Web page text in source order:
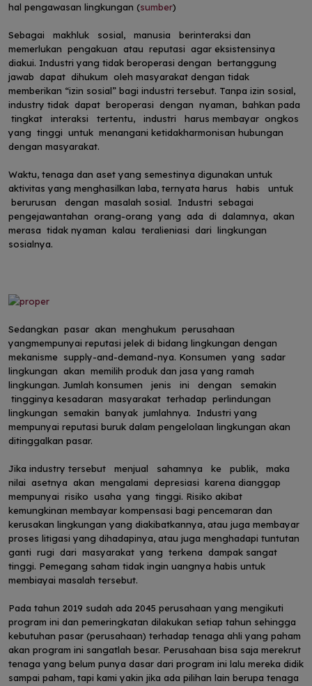
hal pengawasan lingkungan (sumber)
Sebagai makhluk sosial, manusia berinteraksi dan
memerlukan pengakuan atau reputasi agar eksistensinya
diakui. Industri yang tidak beroperasi dengan bertanggung
jawab dapat dihukum oleh masyarakat dengan tidak
memberikan “izin sosial” bagi industri tersebut. Tanpa izin sosial,
industry tidak dapat beroperasi dengan nyaman, bahkan pada
tingkat interaksi tertentu, industri harus membayar ongkos
yang tinggi untuk menangani ketidakharmonisan hubungan
dengan masyarakat.
Waktu, tenaga dan aset yang semestinya digunakan untuk
aktivitas yang menghasilkan laba, ternyata harus habis untuk
berurusan dengan masalah sosial. Industri sebagai
pengejawantahan orang-orang yang ada di dalamnya, akan
merasa tidak nyaman kalau teralieniasi dari lingkungan
sosialnya.
Sedangkan pasar akan menghukum perusahaan
yangmempunyai reputasi jelek di bidang lingkungan dengan
mekanisme supply-and-demand-nya. Konsumen yang sadar
lingkungan akan memilih produk dan jasa yang ramah
lingkungan. Jumlah konsumen jenis ini dengan semakin
tingginya kesadaran masyarakat terhadap perlindungan
lingkungan semakin banyak jumlahnya. Industri yang
mempunyai reputasi buruk dalam pengelolaan lingkungan akan
ditinggalkan pasar.
Jika industry tersebut menjual sahamnya ke publik, maka
nilai asetnya akan mengalami depresiasi karena dianggap
mempunyai risiko usaha yang tinggi. Risiko akibat
kemungkinan membayar kompensasi bagi pencemaran dan
kerusakan lingkungan yang diakibatkannya, atau juga membayar
proses litigasi yang dihadapinya, atau juga menghadapi tuntutan
ganti rugi dari masyarakat yang terkena dampak sangat
tinggi. Pemegang saham tidak ingin uangnya habis untuk
membiayai masalah tersebut.
Pada tahun 2019 sudah ada 2045 perusahaan yang mengikuti
program ini dan pemeringkatan dilakukan setiap tahun sehingga
kebutuhan pasar (perusahaan) terhadap tenaga ahli yang paham
akan program ini sangatlah besar. Perusahaan bisa saja merekrut
tenaga yang belum punya dasar dari program ini lalu mereka didik
sampai paham, tapi kami yakin jika ada pilihan lain berupa tenaga